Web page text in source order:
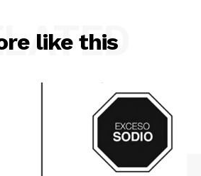
like this